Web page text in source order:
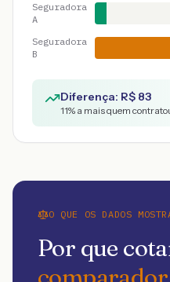
Seguradora
A
Seguradora
B
Diferença: R$ 83
11% a mais quem
O QUE OS DADOS
Por que